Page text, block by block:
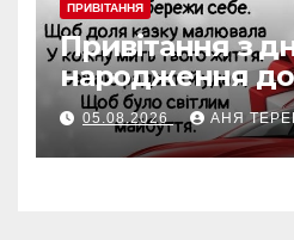
ПРИВІТАННЯ
Привітання з
народження
хрещенику
05.08.2026 АНЯ